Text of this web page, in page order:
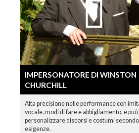
IMPERSONATORE DI WINSTON
CHURCHILL
Alta precisione nelle performance con
vocale, modi di fare e abbigliamento, e può
personalizzare discorsi e costumi
esigenze.